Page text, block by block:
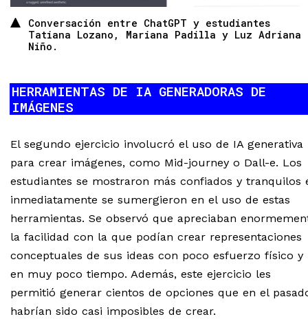
Conversación entre ChatGPT y estudiantes
Tatiana Lozano, Mariana Padilla y Luz Adriana
Niño.
HERRAMIENTAS DE IA GENERADORAS DE
IMÁGENES
El segundo ejercicio involucró el uso de IA generativa
para crear imágenes, como Mid-journey o Dall-e. Los
estudiantes se mostraron más confiados y tranquilos
inmediatamente se sumergieron en el uso de estas
herramientas. Se observó que apreciaban
la facilidad con la que podían crear representaciones
conceptuales de sus ideas con poco esfuerzo físico y
en muy poco tiempo. Además, este ejercicio les
permitió generar cientos de opciones que en el
habrían sido casi imposibles de crear.